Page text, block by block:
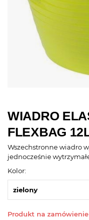
WIADRO
FLEXBAG
Wszechstronne wiadro
jednocześnie
Kolor:
zielony
Produkt na zamówienie